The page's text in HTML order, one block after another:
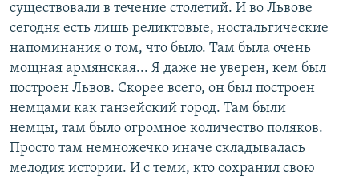
существовали в течение столетий. И во Львове
сегодня есть лишь реликтовые, ностальгические
напоминания о том, что было. Там была очень
мощная армянская... Я даже не уверен, кем был
построен Львов. Скорее всего, он был построен
немцами как ганзейский город. Там были
немцы, там было огромное количество поляков.
Просто там немножечко иначе складывалась
мелодия истории. И с теми, кто сохранил свою